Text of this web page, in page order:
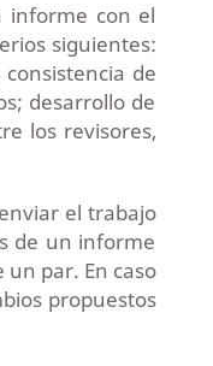
informe con el
siguientes:
de
desarrollo de
los revisores,
el trabajo
de un informe
par. En caso
propuestos